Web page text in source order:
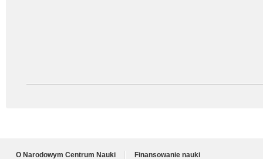
O Narodowym Centrum Nauki
Finansowanie nauki